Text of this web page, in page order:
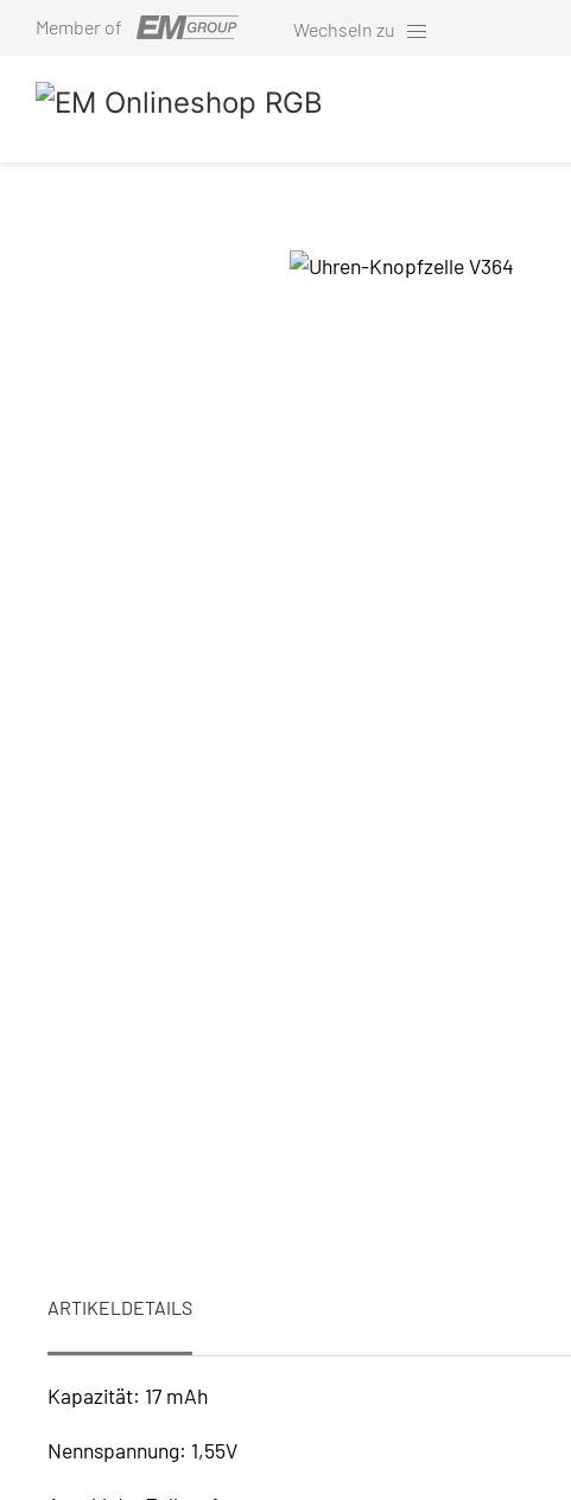
Member of Wechseln zu
ARTIKELDETAILS
Kapazität: 17 mAh
Nennspannung: 1,55V